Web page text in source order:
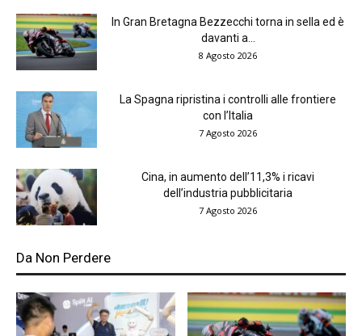
In Gran Bretagna Bezzecchi torna in sella ed è
davanti a...
8 Agosto 2026
La Spagna ripristina i controlli alle frontiere
con l’Italia
7 Agosto 2026
Cina, in aumento dell’11,3% i ricavi
dell’industria pubblicitaria
7 Agosto 2026
Da Non Perdere